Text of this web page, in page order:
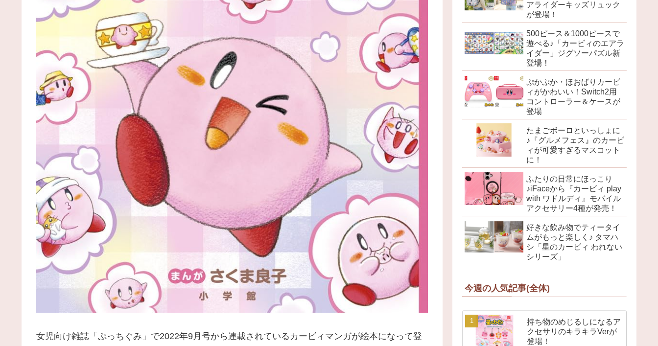
女児向け雑誌「ぷっちぐみ」で2022年9月号から連載されているカービィマンガが絵本になって登
アライダーキッズリュック
が登場！
500ピース＆1000ピースで
遊べる♪「カービィのエアラ
イダー」ジグソーパズル新
登場！
ぷかぷか・ほおばりカービ
ィがかわいい！Switch2用
コントローラー＆ケースが
登場
たまごボーロといっしょに
♪『グルメフェス』のカービ
ィが可愛すぎるマスコット
に！
ふたりの日常にほっこり
♪iFaceから『カービィ play
with ワドルディ』モバイル
アクセサリー4種が発売！
好きな飲み物でティータイ
ムがもっと楽しく♪ タマハ
シ「星のカービィ われない
シリーズ」
今週の人気記事(全体)
持ち物のめじるしになるア
クセサリのキラキラVerが
登場！